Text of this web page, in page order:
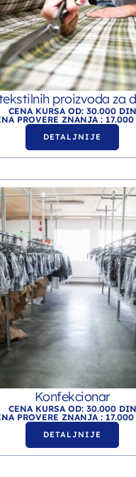
proizvoda za
CENA KURSA OD: 30.000 DIN
PROVERE ZNANJA :
DETALJNIJE
Konfekcionar
CENA KURSA OD: 30.000 DIN
PROVERE ZNANJA :
DETALJNIJE